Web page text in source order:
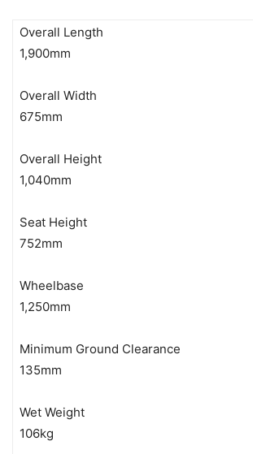
Overall Length
1,900mm
Overall Width
675mm
Overall Height
1,040mm
Seat Height
752mm
Wheelbase
1,250mm
Minimum Ground Clearance
135mm
Wet Weight
106kg